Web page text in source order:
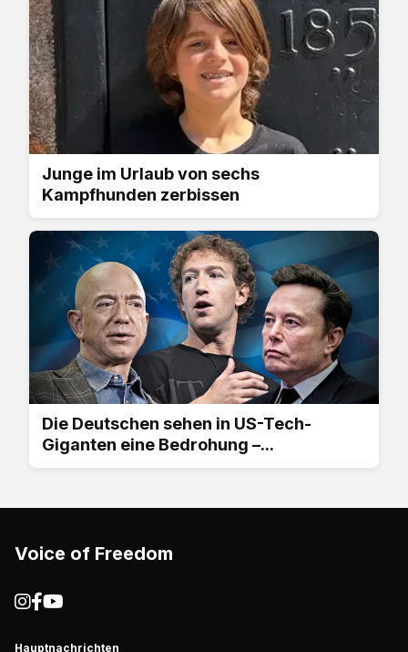
Junge im Urlaub von sechs
Kampfhunden zerbissen
Die Deutschen sehen in US-Tech-
Giganten eine Bedrohung –...
Voice of Freedom
Hauptnachrichten